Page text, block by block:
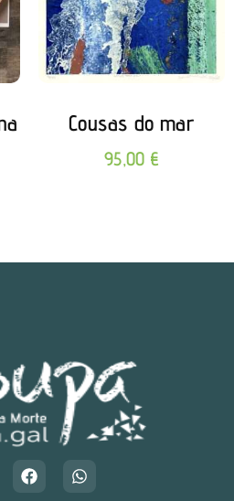
Cousas do mar
95,00 €